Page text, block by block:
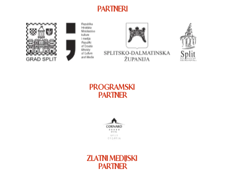
PARTNERI
PROGRAMSKI
PARTNER
ZLATNI MEDIJSKI
PARTNER